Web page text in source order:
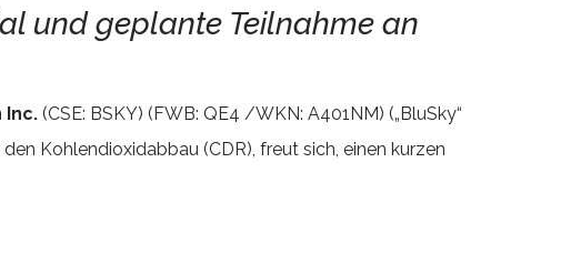
und geplante Teilnahme an
Inc. (CSE: BSKY) (FWB: QE4 /WKN: A401NM) („BluSky“
Kohlendioxidabbau (CDR), freut sich, einen kurzen